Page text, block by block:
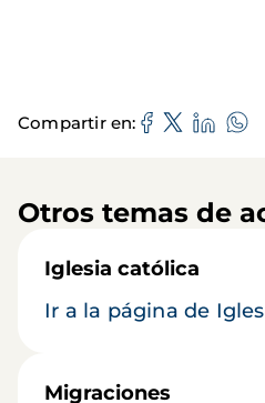
Compartir en
Otros temas de
Iglesia católica
Ir a la página de
Migraciones